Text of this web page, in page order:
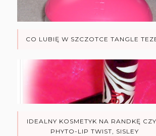
CO LUBIĘ W SZCZOTCE TANGLE
IDEALNY KOSMETYK NA RANDKĘ
PHYTO-LIP TWIST, SISLEY